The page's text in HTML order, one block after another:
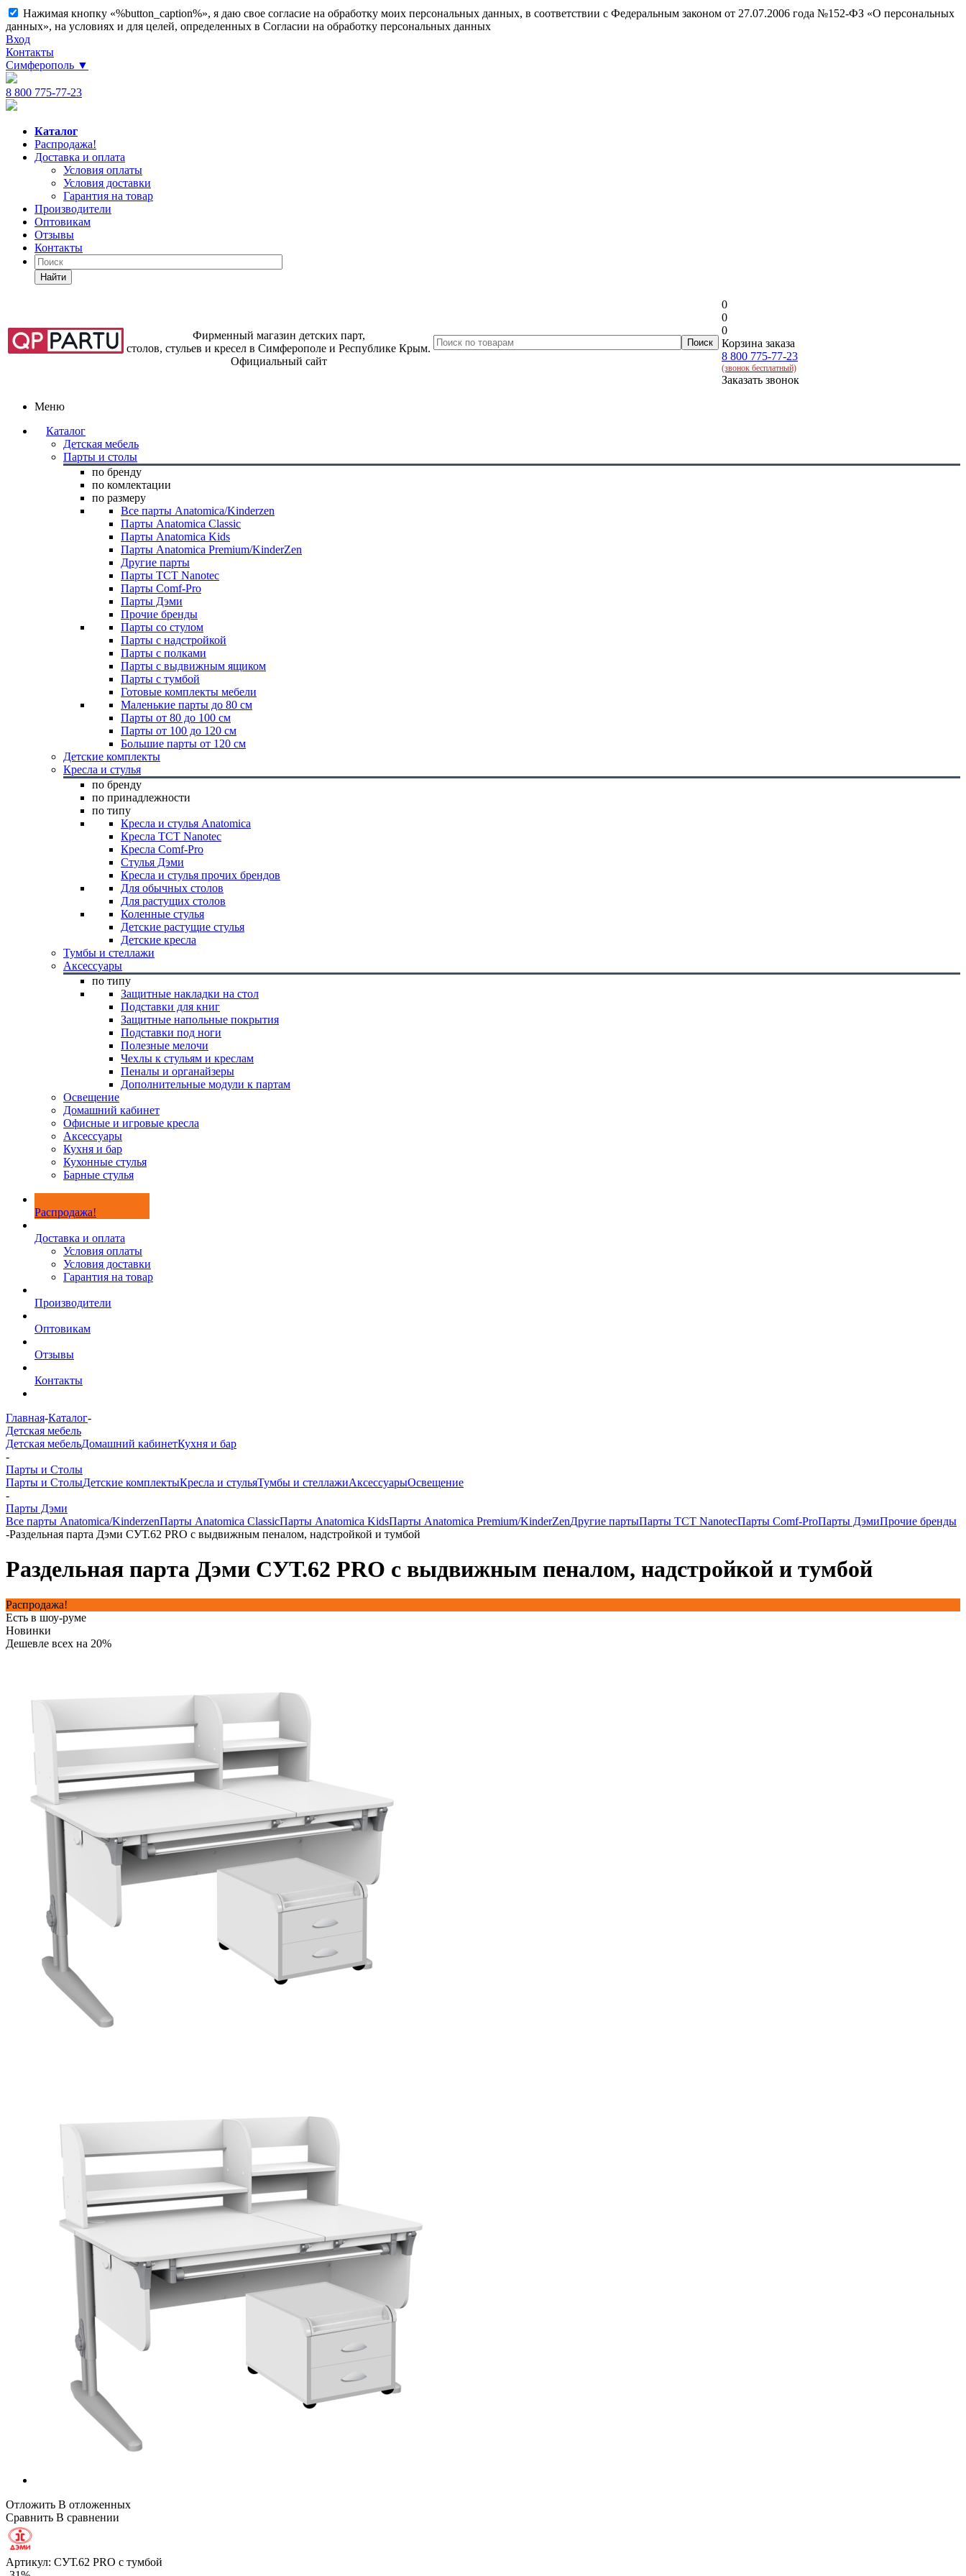
Нажимая кнопку «%button_caption%», я даю свое согласие на обработку моих персональных данных, в соответствии с Федеральным законом от 27.07.2006 года №152-ФЗ «О персональных
данных», на условиях и для целей, определенных в Согласии на обработку персональных данных
Вход
Контакты
Симферополь ▼
8 800 775-77-23
Каталог
Распродажа!
Доставка и оплата
Условия оплаты
Условия доставки
Гарантия на товар
Производители
Оптовикам
Отзывы
Контакты
Найти
Фирменный магазин детских парт,
столов, стульев и кресел в Симферополе и Республике Крым.
Официальный сайт
0
0
0
Корзина заказа
8 800 775-77-23
(звонок бесплатный)
Заказать звонок
Меню
Каталог
Детская мебель
Парты и столы
по бренду
по комлектации
по размеру
Все парты Anatomica/Kinderzen
Парты Anatomica Classic
Парты Anatomica Kids
Парты Anatomica Premium/KinderZen
Другие парты
Парты TCT Nanotec
Парты Comf-Pro
Парты Дэми
Прочие бренды
Парты со стулом
Парты с надстройкой
Парты с полками
Парты с выдвижным ящиком
Парты с тумбой
Готовые комплекты мебели
Маленькие парты до 80 см
Парты от 80 до 100 см
Парты от 100 до 120 см
Большие парты от 120 см
Детские комплекты
Кресла и стулья
по бренду
по принадлежности
по типу
Кресла и стулья Anatomica
Кресла TCT Nanotec
Кресла Comf-Pro
Стулья Дэми
Кресла и стулья прочих брендов
Для обычных столов
Для растущих столов
Коленные стулья
Детские растущие стулья
Детские кресла
Тумбы и стеллажи
Аксессуары
по типу
Защитные накладки на стол
Подставки для книг
Защитные напольные покрытия
Подставки под ноги
Полезные мелочи
Чехлы к стульям и креслам
Пеналы и органайзеры
Дополнительные модули к партам
Освещение
Домашний кабинет
Офисные и игровые кресла
Аксессуары
Кухня и бар
Кухонные стулья
Барные стулья
Распродажа!
Доставка и оплата
Условия оплаты
Условия доставки
Гарантия на товар
Производители
Оптовикам
Отзывы
Контакты
Главная-Каталог-
Детская мебель
Детская мебельДомашний кабинетКухня и бар
-
Парты и Столы
Парты и СтолыДетские комплектыКресла и стульяТумбы и стеллажиАксессуарыОсвещение
-
Парты Дэми
Все парты Anatomica/KinderzenПарты Anatomica ClassicПарты Anatomica KidsПарты Anatomica Premium/KinderZenДругие партыПарты TCT NanotecПарты Comf-ProПарты ДэмиПрочие бренды
-Раздельная парта Дэми СУТ.62 PRO с выдвижным пеналом, надстройкой и тумбой
Раздельная парта Дэми СУТ.62 PRO с выдвижным пеналом, надстройкой и тумбой
Распродажа!
Есть в шоу-руме
Новинки
Дешевле всех на 20%
Отложить В отложенных
Сравнить В сравнении
Артикул: СУТ.62 PRO с тумбой